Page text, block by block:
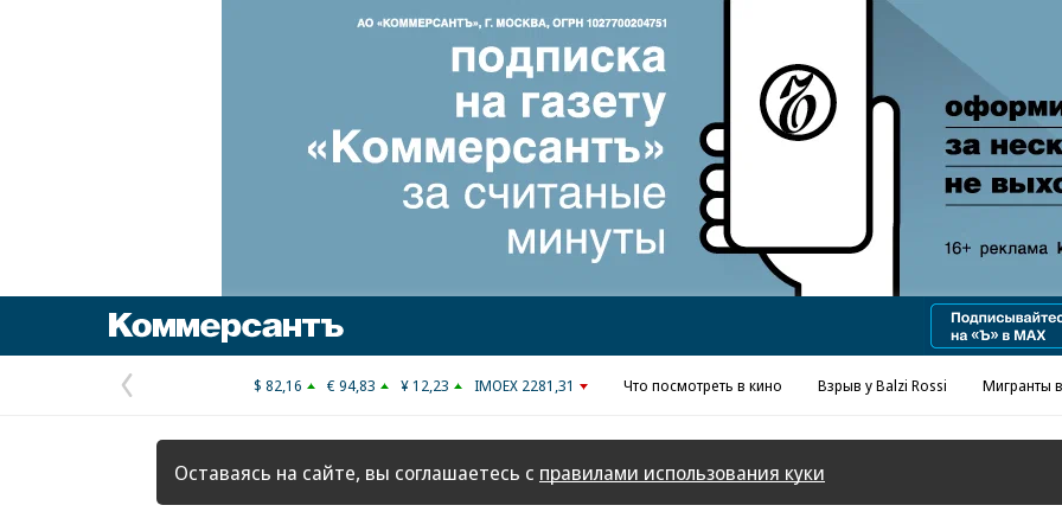
Реклама в «Ъ» www.kommersant.ru/ad
Предыдущая
страница
$ 82,16 € 94,83 ¥ 12,23 IMOEX 2281,31 Что посмотреть в кино Взрыв у Balzi Rossi Мигранты
Оставаясь на сайте, вы соглашаетесь с правилами использования куки